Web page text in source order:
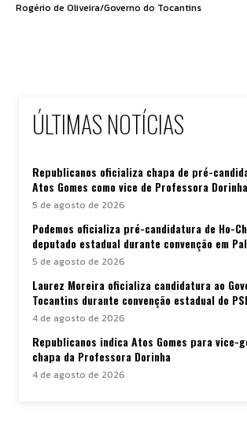
Rogério de Oliveira/Governo do Tocantins
ÚLTIMAS NOTÍCIAS
Republicanos oficializa chapa de pré-
Atos Gomes como vice de Professora Dorinha
5 de agosto de 2026
Podemos oficializa pré-candidatura de Ho-
deputado estadual durante convenção em
5 de agosto de 2026
Laurez Moreira oficializa candidatura ao
Tocantins durante convenção estadual do
4 de agosto de 2026
Republicanos indica Atos Gomes para vice-
chapa da Professora Dorinha
4 de agosto de 2026